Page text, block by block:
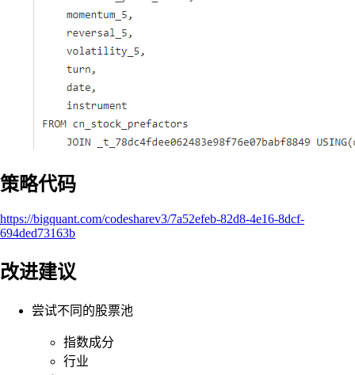
策略代码
https://bigquant.com/codesharev3/7a52efeb-82d8-4e16-8dcf-
694ded73163b
改进建议
尝试不同的股票池
指数成分
行业